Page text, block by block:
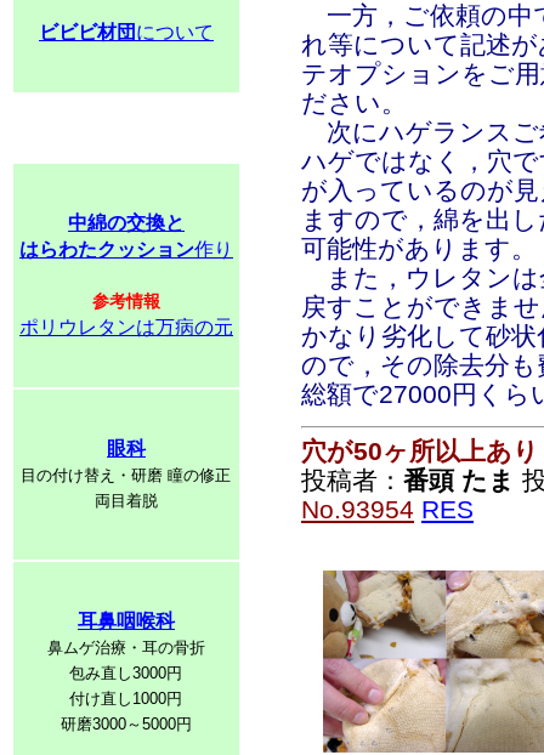
ビビビ材団 について
中綿の交換と
はらわたクッション作り
参考情報
ポリウレタンは万病の元
眼科
目の付け替え・研磨 瞳の修正
両目着脱
耳鼻咽喉科
鼻ムゲ治療・耳の骨折
包み直し3000円
付け直し1000円
研磨3000～5000円
一方，ご依頼の中
れ等について記述
テオプションをご
ださい。
次にハゲランスご
ハゲではなく，穴
が入っているのが
ますので，綿を出
可能性があります。
また，ウレタンは
戻すことができま
かなり劣化して砂
ので，その除去分
総額で27000円くら
穴が50ヶ所以上あ
投稿者： 番頭 たま
No.93954 RES